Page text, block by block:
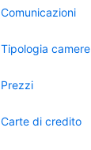
Comunicazioni
Tipologia camere
Prezzi
Carte di credito